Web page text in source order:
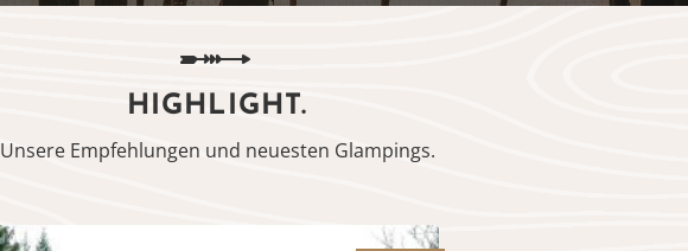
HIGHLIGHT.
Unsere Empfehlungen und neuesten Glampings.